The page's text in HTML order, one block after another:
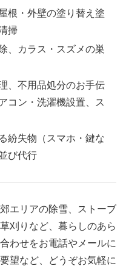
根・外壁の塗り替え塗
掃
、カラス・スズメの巣
、不用品処分のお手伝
コン・洗濯機設置、ス
紛失物（スマホ・鍵な
び代行
エリアの除雪、ストーブ
刈りなど、暮らしのあら
わせをお電話やメールに
望など、どうぞお気軽に